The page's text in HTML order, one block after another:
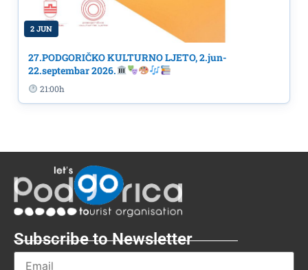
2 JUN
27.PODGORIČKO KULTURNO LJETO, 2.jun-
22.septembar 2026.
21:00h
Subscribe to Newsletter